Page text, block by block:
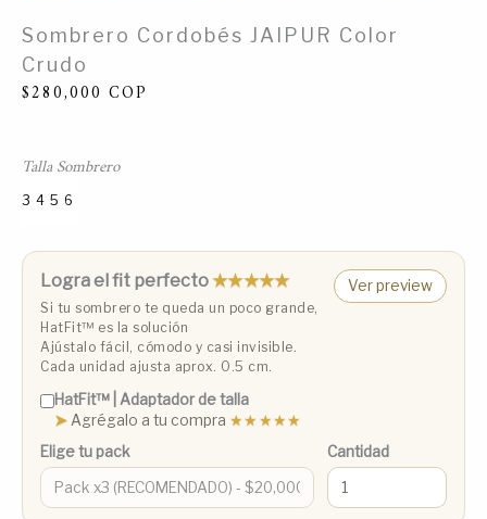
Sombrero Cordobés JAIPUR Color
Crudo
$280,000 COP
Talla Sombrero
3 4 5 6
Logra el fit perfecto★★★★★
Si tu sombrero te queda un poco grande,
HatFit™️ es la solución
Ajústalo fácil, cómodo y casi invisible.
Cada unidad ajusta aprox. 0.5 cm.
Ver preview
HatFit™️ | Adaptador de talla
➤Agrégalo a tu compra ★★★★★
Elige tu pack
Cantidad